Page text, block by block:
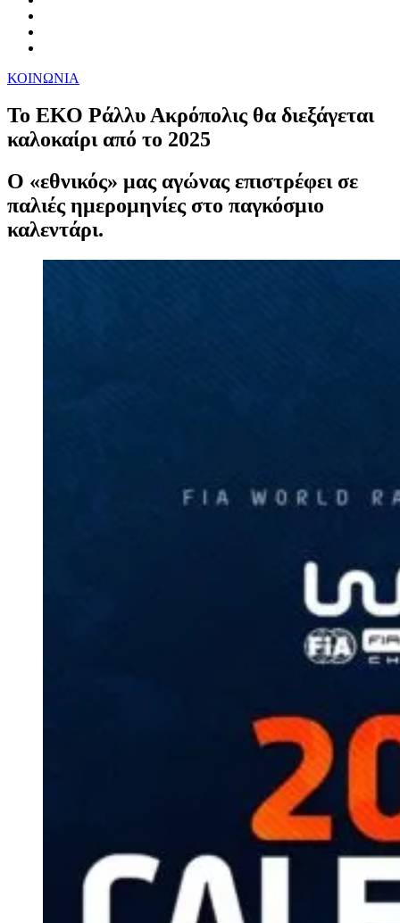
ΚΟΙΝΩΝΙΑ
To ΕΚΟ Ράλλυ Ακρόπολις θα διεξάγεται
καλοκαίρι από το 2025
Ο «εθνικός» μας αγώνας επιστρέφει σε
παλιές ημερομηνίες στο παγκόσμιο
καλεντάρι.